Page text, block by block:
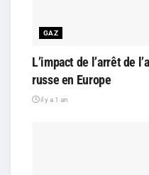
GAZ
L’impact de l’arrêt de
russe en Europe
il y a 1 an